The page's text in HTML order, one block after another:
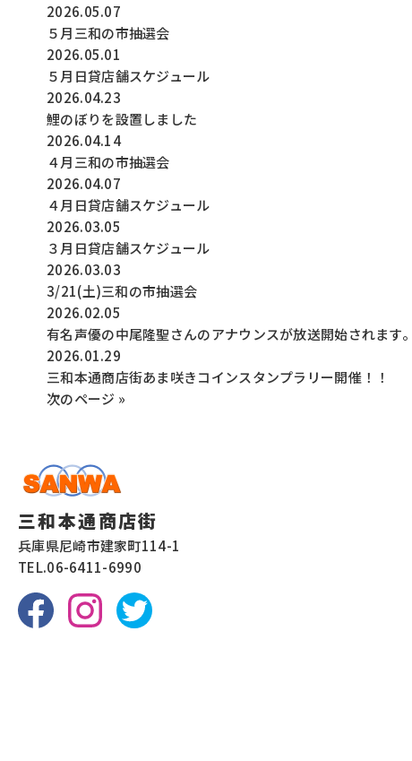
2026.05.07
５月三和の市抽選会
2026.05.01
５月日貸店舗スケジュール
2026.04.23
鯉のぼりを設置しました
2026.04.14
４月三和の市抽選会
2026.04.07
４月日貸店舗スケジュール
2026.03.05
３月日貸店舗スケジュール
2026.03.03
3/21(土)三和の市抽選会
2026.02.05
有名声優の中尾隆聖さんのアナウンスが放送開始されます。
2026.01.29
三和本通商店街あま咲きコインスタンプラリー開催！！
次のページ »
三和本通商店街
兵庫県尼崎市建家町114-1
TEL.06-6411-6990